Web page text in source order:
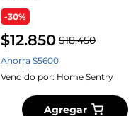
-30%
$12.850 $18.450
Ahorra $5600
Vendido por: Home Sentry
Agregar